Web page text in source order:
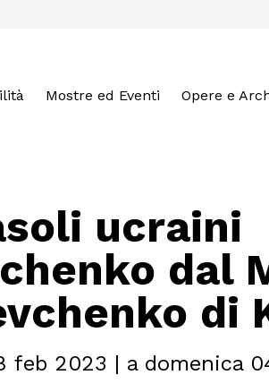
Mostre ed Eventi Opere e
ucraini
dal
di
feb 2023 | a domenica